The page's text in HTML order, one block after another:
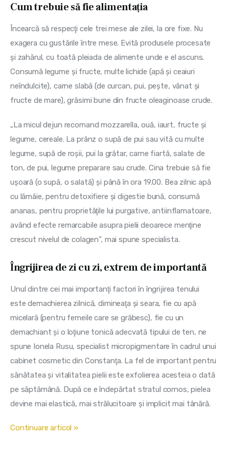
Cum trebuie să fie alimentaţia
Încearcă să respecţi cele trei mese ale zilei, la ore fixe. Nu
exagera cu gustările între mese. Evită produsele procesate
şi zahărul, cu toată pleiada de alimente unde e el ascuns.
Consumă legume şi fructe, multe lichide (apă şi ceaiuri
neîndulcite), carne slabă (de curcan, pui, peşte, vânat şi
fructe de mare), grăsimi bune din fructe oleaginoase crude.
„La micul dejun recomand mozzarella, ouă, iaurt, fructe şi
legume, cereale. La prânz o supă de pui sau vită cu multe
legume, supă de roşii, pui la grătar, carne fiartă, salate de
ton, de pui, legume preparare sau crude. Cina trebuie să fie
uşoară (o supă, o salată) şi până în ora 19.00. Bea zilnic apă
cu lămâie, pentru detoxifiere şi digestie bună, consumă
ananas, pentru proprietăţile lui purgative, antiinflamatoare,
având efecte remarcabile asupra pielii deoarece menţine
crescut nivelul de colagen”, mai spune specialista.
Îngrijirea de zi cu zi, extrem de importantă
Unul dintre cei mai importanţi factori în îngrijirea tenului
este demachierea zilnică, dimineaţa şi seara, fie cu apă
micelară (pentru femeile care se grăbesc), fie cu un
demachiant şi o loţiune tonică adecvată tipului de ten, ne
spune Ionela Rusu, specialist micropigmentare în cadrul unui
cabinet cosmetic din Constanţa. La fel de important pentru
sănătatea şi vitalitatea pielii este exfolierea acesteia o dată
pe săptămână. După ce e îndepărtat stratul cornos, pielea
devine mai elastică, mai strălucitoare şi implicit mai tânără.
Continuare articol »